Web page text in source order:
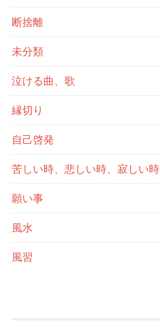
断捨離
未分類
泣ける曲、歌
縁切り
自己啓発
苦しい時、悲しい時、寂しい時
願い事
風水
風習